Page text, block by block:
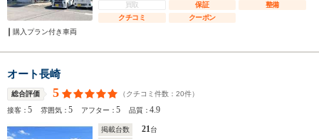
買取
保証
整備
クチコミ
クーポン
購入プラン付き車両
オート長崎
総合評価 5 （クチコミ件数： 20件）
接客：5 雰囲気：5 アフター：5 品質：4.9
掲載台数 21台